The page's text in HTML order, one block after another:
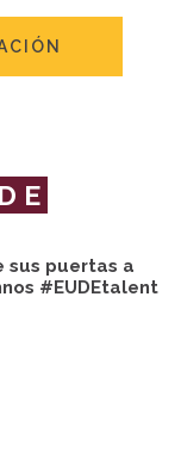
sus puertas a
#EUDEtalent